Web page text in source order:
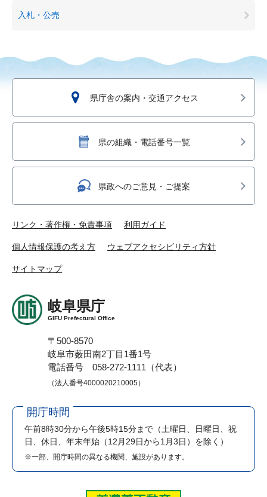
入札・公売
県庁舎の案内・交通アクセス
県の組織・電話番号一覧
県政へのご意見・ご提案
リンク・著作権・免責事項 利用ガイド
個人情報保護の考え方 ウェブアクセシビリティ方針
サイトマップ
岐阜県庁
GIFU Prefectural Office
〒500-8570
岐阜市薮田南2丁目1番1号
電話番号 058-272-1111（代表）
（法人番号4000020210005）
開庁時間
午前8時30分から午後5時15分まで （土曜日、日曜日、祝
日、休日、年末年始（12月29日から1月3日）を除く）
※一部、開庁時間の異なる機関、施設があります。